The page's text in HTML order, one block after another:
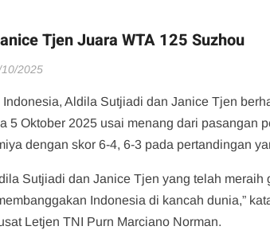
Tjen Juara WTA 125 Suzhou
2025
Indonesia, Aldila Sutjiadi dan Janice Tjen
5 Oktober 2025 usai menang dari pasangan
dengan skor 6-4, 6-3 pada pertandingan
Sutjiadi dan Janice Tjen yang telah
Indonesia di kancah dunia,”
Letjen TNI Purn Marciano Norman.